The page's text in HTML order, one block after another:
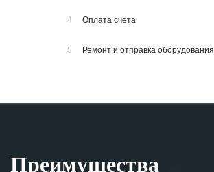
4 Оплата счета
5 Ремонт и отправка оборудования
Преимущества